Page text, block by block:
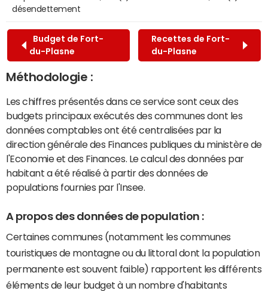
désendettement
Budget de Fort-
du-Plasne
Recettes de Fort-
du-Plasne
Méthodologie :
Les chiffres présentés dans ce service sont ceux des
budgets principaux exécutés des communes dont les
données comptables ont été centralisées par la
direction générale des Finances publiques du ministère de
l'Economie et des Finances. Le calcul des données par
habitant a été réalisé à partir des données de
populations fournies par l'Insee.
A propos des données de population :
Certaines communes (notamment les communes
touristiques de montagne ou du littoral dont la population
permanente est souvent faible) rapportent les différents
éléments de leur budget à un nombre d'habitants